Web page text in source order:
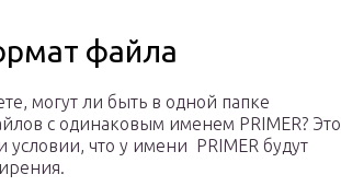
файла
могут ли быть в одной папке
с одинаковым именем PRIMER? Это
условии, что у имени PRIMER будут